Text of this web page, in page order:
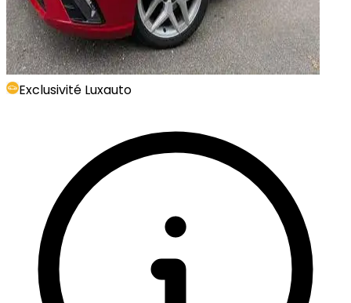
Exclusivité Luxauto